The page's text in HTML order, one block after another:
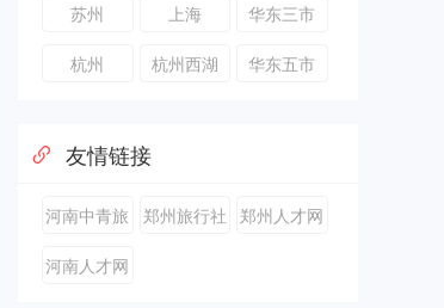
苏州 上海 华东三市
杭州 杭州西湖 华东五市
友情链接
河南中青旅
郑州旅行社 郑州人才网
河南人才网